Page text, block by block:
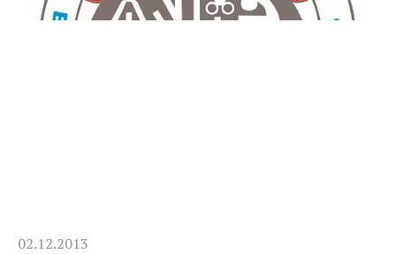
02.12.2013